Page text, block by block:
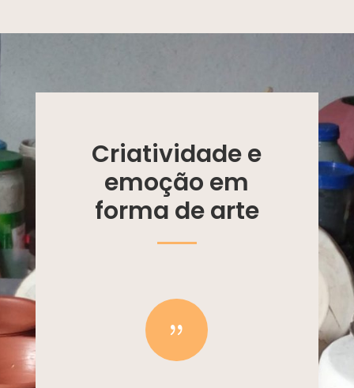
Criatividade e
emoção em
forma de arte
{